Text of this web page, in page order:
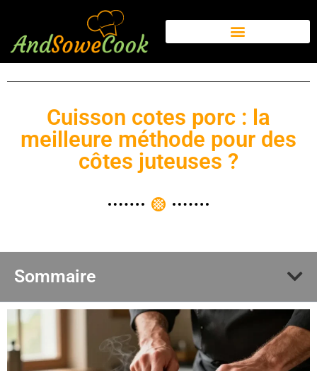
Cuisson cotes porc : la
meilleure méthode pour des
côtes juteuses ?
Sommaire